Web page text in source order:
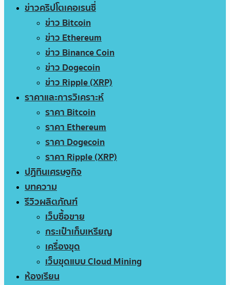
ข่าวคริปโตเคอเรนซี่
ข่าว Bitcoin
ข่าว Ethereum
ข่าว Binance Coin
ข่าว Dogecoin
ข่าว Ripple (XRP)
ราคาและการวิเคราะห์
ราคา Bitcoin
ราคา Ethereum
ราคา Dogecoin
ราคา Ripple (XRP)
ปฏิทินเศรษฐกิจ
บทความ
รีวิวผลิตภัณฑ์
เว็บซื้อขาย
กระเป๋าเก็บเหรียญ
เครื่องขุด
เว็บขุดแบบ Cloud Mining
ห้องเรียน